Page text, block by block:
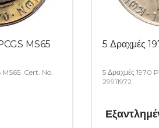
MS65
Cert. No.
5 Δραχμές
5 Δραχμές 1970
29911972